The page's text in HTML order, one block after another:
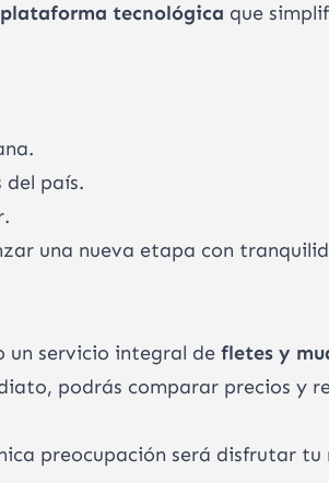
plataforma tecnológica que
del país.
una nueva etapa con
un servicio integral de fletes y
podrás comparar precios y
preocupación será disfrutar tu